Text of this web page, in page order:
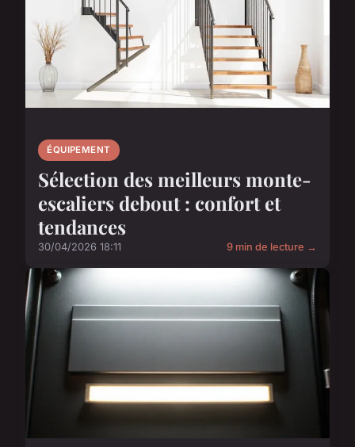
ÉQUIPEMENT
Sélection des meilleurs monte-
escaliers debout : confort et
tendances
30/04/2026 18:11 9 min de lecture →